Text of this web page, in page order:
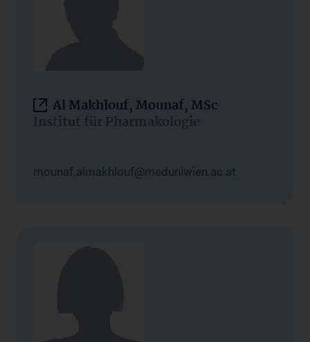
Al Makhlouf, Mounaf, MSc
Institut für Pharmakologie
mounaf.almakhlouf@meduniwien.ac.at